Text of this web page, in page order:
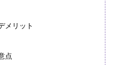
メリット
点